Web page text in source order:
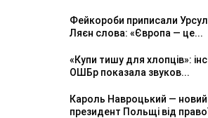
Фейкороби приписали
Ляєн слова: «Європа — це...
«Купи тишу для хлопців»:
ОШБр показала звуков...
Кароль Навроцький — новий
президент Польщі від правої